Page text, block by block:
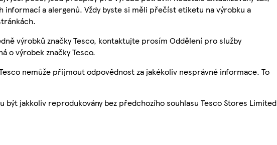
a alergenů. Vždy byste si měli přečíst etiketu na výrobku a
výrobků značky Tesco, kontaktujte prosím Oddělení pro služby
o výrobek značky Tesco.
nemůže přijmout odpovědnost za jakékoliv nesprávné informace. To
jakkoliv reprodukovány bez předchozího souhlasu Tesco Stores Limited